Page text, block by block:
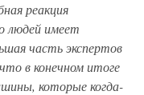
реакция
людей имеет
часть экспертов
в конечном итоге
которые когда-